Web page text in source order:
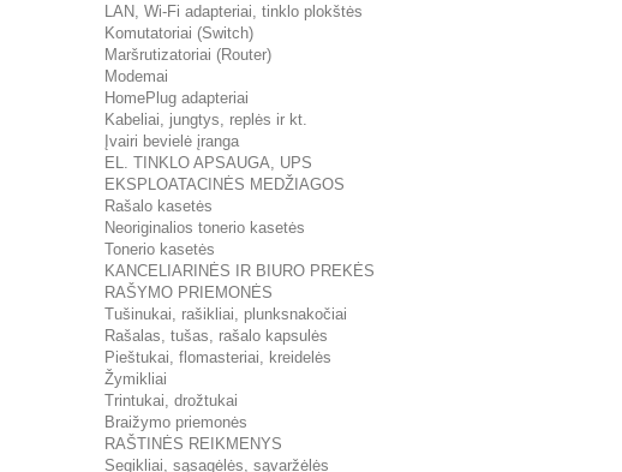
LAN, Wi-Fi adapteriai, tinklo plokštės
Komutatoriai (Switch)
Maršrutizatoriai (Router)
Modemai
HomePlug adapteriai
Kabeliai, jungtys, replės ir kt.
Įvairi bevielė įranga
EL. TINKLO APSAUGA, UPS
EKSPLOATACINĖS MEDŽIAGOS
Rašalo kasetės
Neoriginalios tonerio kasetės
Tonerio kasetės
KANCELIARINĖS IR BIURO PREKĖS
RAŠYMO PRIEMONĖS
Tušinukai, rašikliai, plunksnakočiai
Rašalas, tušas, rašalo kapsulės
Pieštukai, flomasteriai, kreidelės
Žymikliai
Trintukai, drožtukai
Braižymo priemonės
RAŠTINĖS REIKMENYS
Segikliai, sąsagėlės, sąvaržėlės